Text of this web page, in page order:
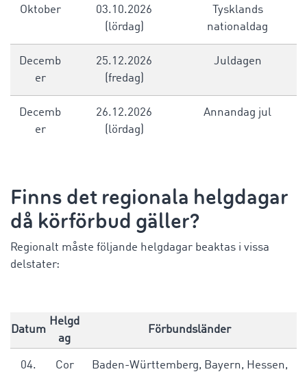
Oktober
03.10.2026
(lördag)
Tysklands
nationaldag
Decemb
er
25.12.2026
(fredag)
Juldagen
Decemb
er
26.12.2026
(lördag)
Annandag jul
Finns det regionala helgdagar
då körförbud gäller?
Regionalt måste följande helgdagar beaktas i vissa
delstater:
Datum
Helgd
ag
Förbundsländer
04.
Cor
Baden-Württemberg, Bayern, Hessen,